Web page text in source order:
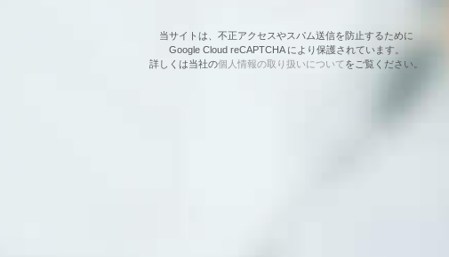
当サイトは、不正アクセスやスパム送信を防止するために
Google Cloud reCAPTCHA により保護されています。
詳しくは当社の個人情報の取り扱いについてをご覧ください。